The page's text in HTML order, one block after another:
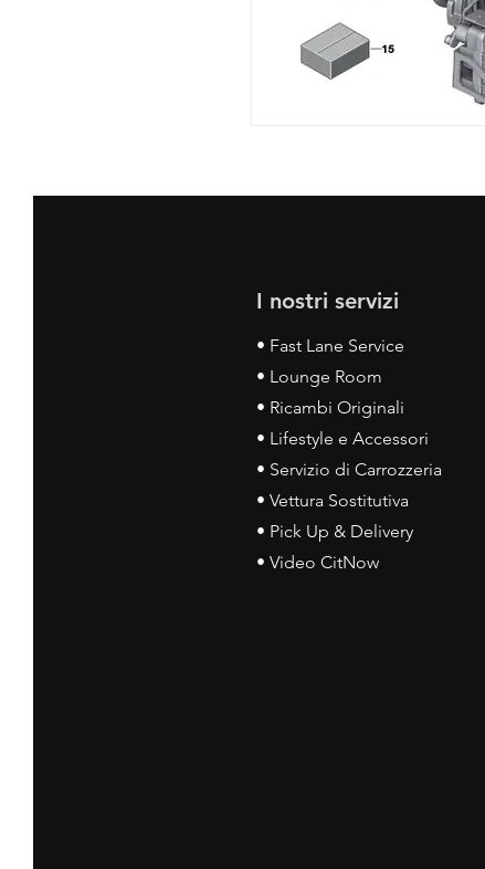
I nostri servizi
• Fast Lane Service
• Lounge Room
• Ricambi Originali
• Lifestyle e Accessori
• Servizio di Carrozzeria
• Vettura Sostitutiva
• Pick Up & Delivery
• Video CitNow